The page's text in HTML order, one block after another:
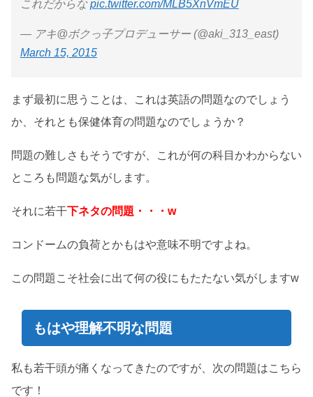
これだからなpic.twitter.com/MLB5XnVmEU
— アキ@ボクっ子プロデューサー (@aki_313_east)
March 15, 2015
まず最初に思うことは、これは英語の問題なのでしょう
か、それとも保健体育の問題なのでしょうか？
問題の難しさもそうですが、これが何の科目かわからない
ところも問題な気がします。
それに若干下ネタの問題・・・w
コンドームの負荷とかもはや意味不明ですよね。
この問題こそ社会に出て何の役にもたたない気がしますw
もはや理解不明な問題
私も若干頭が痛くなってきたのですが、次の問題はこちら
です！